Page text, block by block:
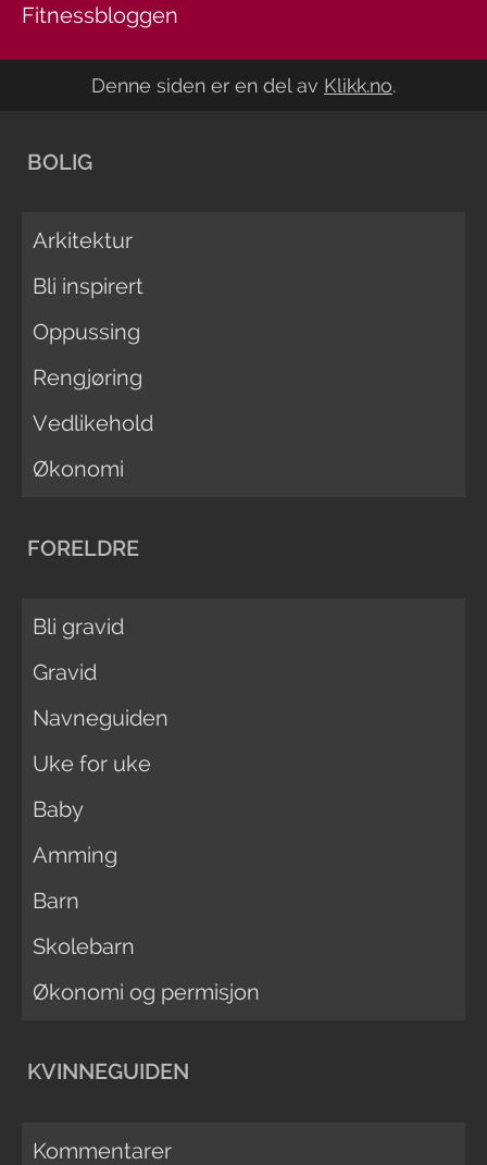
Fitnessbloggen
Denne siden er en del av Klikk.no.
BOLIG
Arkitektur
Bli inspirert
Oppussing
Rengjøring
Vedlikehold
Økonomi
FORELDRE
Bli gravid
Gravid
Navneguiden
Uke for uke
Baby
Amming
Barn
Skolebarn
Økonomi og permisjon
KVINNEGUIDEN
Kommentarer